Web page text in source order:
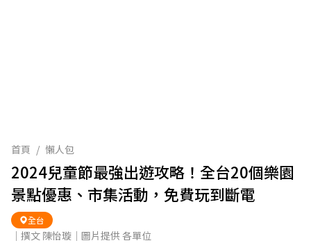
首頁 / 懶人包
2024兒童節最強出遊攻略！全台20個樂園
景點優惠、市集活動，免費玩到斷電
全台
｜撰文 陳怡璇｜圖片提供 各單位